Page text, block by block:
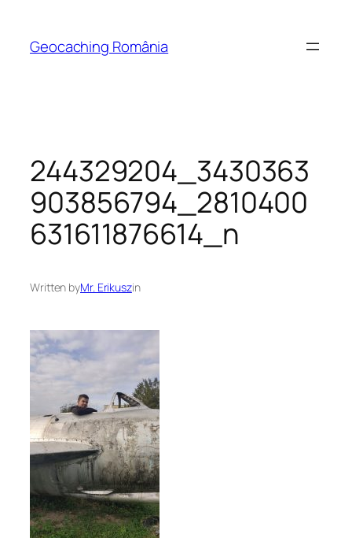
content
Geocaching România
244329204_3430363
903856794_2810400
631611876614_n
Written byMr. Erikuszin